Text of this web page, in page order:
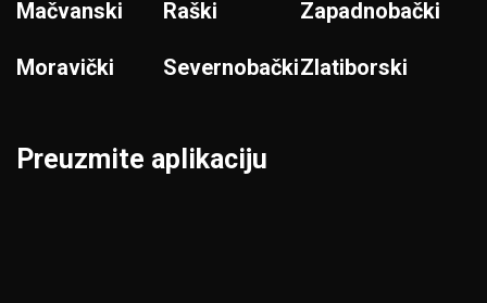
Mačvanski
Moravički
Raški
Severnobački
Zapadnobački
Zlatiborski
Preuzmite aplikaciju